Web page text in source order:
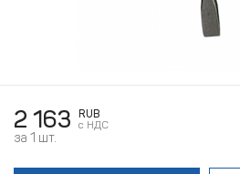
2 163
RUB
c НДС
за 1 шт.